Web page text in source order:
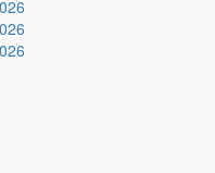
Kim ảnh
· Chính Tây. Năm 2003
thì
năm thuận để khởi sự và